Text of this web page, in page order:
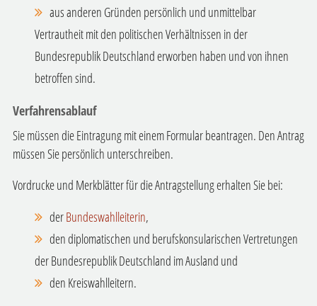
aus anderen Gründen persönlich und unmittelbar
Vertrautheit mit den politischen Verhältnissen in der
Bundesrepublik Deutschland erworben haben und von ihnen
betroffen sind.
Verfahrensablauf
Sie müssen die Eintragung mit einem Formular beantragen. Den Antrag
müssen Sie persönlich unterschreiben.
Vordrucke und Merkblätter für die Antragstellung erhalten Sie bei:
derBundeswahlleiterin,
den diplomatischen und berufskonsularischen Vertretungen
der Bundesrepublik Deutschland im Ausland und
den Kreiswahlleitern.